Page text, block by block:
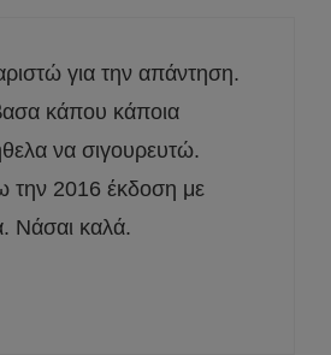
για την απάντηση.
κάπου κάποια
να σιγουρευτώ.
την 2016 έκδοση με
Νάσαι καλά.